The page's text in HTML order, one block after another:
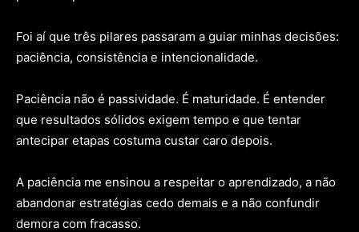
Foi aí que três pilares passaram a guiar minhas decisões:
paciência, consistência e intencionalidade.
Paciência não é passividade. É maturidade. É entender
que resultados sólidos exigem tempo e que tentar
antecipar etapas costuma custar caro depois.
A paciência me ensinou a respeitar o aprendizado, a não
abandonar estratégias cedo demais e a não confundir
demora com fracasso.